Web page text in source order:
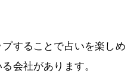
することで占いを楽しめ
会社があります。